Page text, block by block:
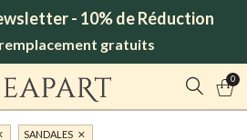
- 10% de Réduction
gratuits
0
SANDALES